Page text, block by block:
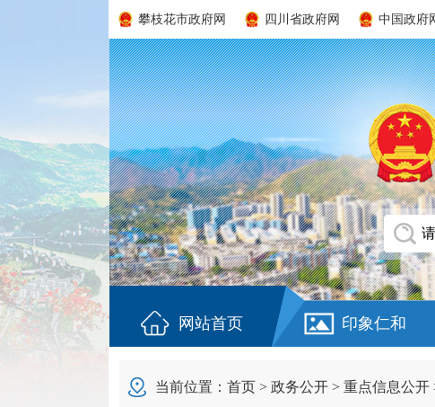
攀枝花市政府网 四川省政府网 中国政府
网站首页 印象仁和
当前位置： 首页 > 政务公开 > 重点信息公开